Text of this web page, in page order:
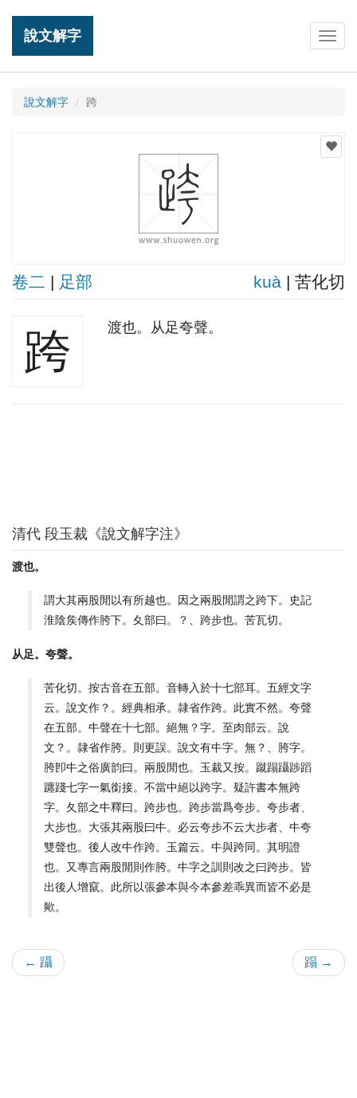
說文解字
說文解字 跨
卷二 | 足部 kuà | 苦化切
跨 渡也。从足夸聲。
清代 段玉裁《說文解字注》
渡也。
謂大其兩股閒以有所越也。因之兩股閒謂之跨下。史記
淮陰矦傳作胯下。夊部曰。？、跨步也。苦瓦切。
从足。夸聲。
苦化切。按古音在五部。音轉入於十七部耳。五經文字
云。說文作？。經典相承。隷省作跨。此實不然。夸聲
在五部。㐄聲在十七部。絕無？字。至肉部云。說
文？。隷省作胯。則更誤。說文有㐄字。無？、胯字。
胯卽㐄之俗廣韵曰。兩股閒也。玉裁又按。蹴蹋躡踄蹈
躔踐七字一氣銜接。不當中絕以跨字。疑許書本無跨
字。夂部之㐄釋曰。跨步也。跨步當爲夸步。夸步者、
大步也。大張其兩股曰㐄。必云夸步不云大步者、㐄夸
雙聲也。後人改㐄作跨。玉篇云。㐄與跨同。其明證
也。又專言兩股閒則作胯。㐄字之訓則改之曰跨步。皆
出後人增竄。此所以張參本與今本參差乖異而皆不必是
歟。
← 躡 蹋 →